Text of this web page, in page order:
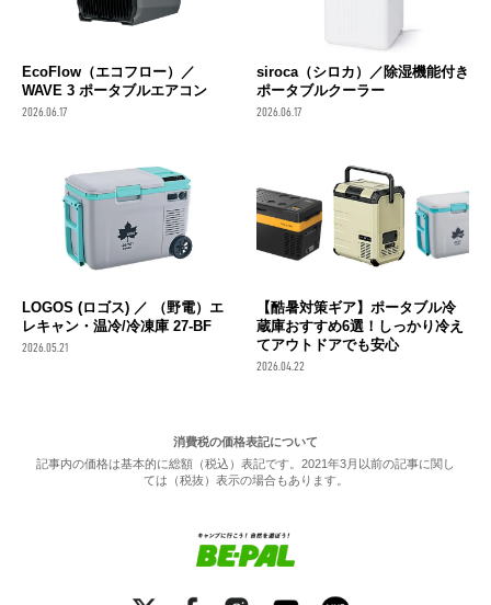
EcoFlow（エコフロー）／
WAVE 3 ポータブルエアコン
2026.06.17
siroca（シロカ）／除湿機能付き
ポータブルクーラー
2026.06.17
LOGOS (ロゴス) ／ （野電）エ
レキャン・温冷/冷凍庫 27-BF
2026.05.21
【酷暑対策ギア】ポータブル冷
蔵庫おすすめ6選！しっかり冷え
てアウトドアでも安心
2026.04.22
消費税の価格表記について
記事内の価格は基本的に総額（税込）表記です。2021年3月以前の記事に関し
ては（税抜）表示の場合もあります。